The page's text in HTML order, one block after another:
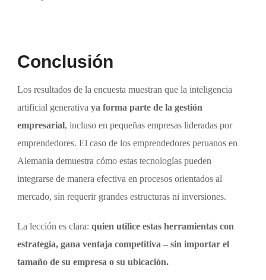
Conclusión
Los resultados de la encuesta muestran que la inteligencia
artificial generativaya forma parte de la gestión
empresarial, incluso en pequeñas empresas lideradas por
emprendedores. El caso de los emprendedores peruanos en
Alemania demuestra cómo estas tecnologías pueden
integrarse de manera efectiva en procesos orientados al
mercado, sin requerir grandes estructuras ni inversiones.
La lección es clara:quien utilice estas herramientas con
estrategia, gana ventaja competitiva – sin importar el
tamaño de su empresa o su ubicación.